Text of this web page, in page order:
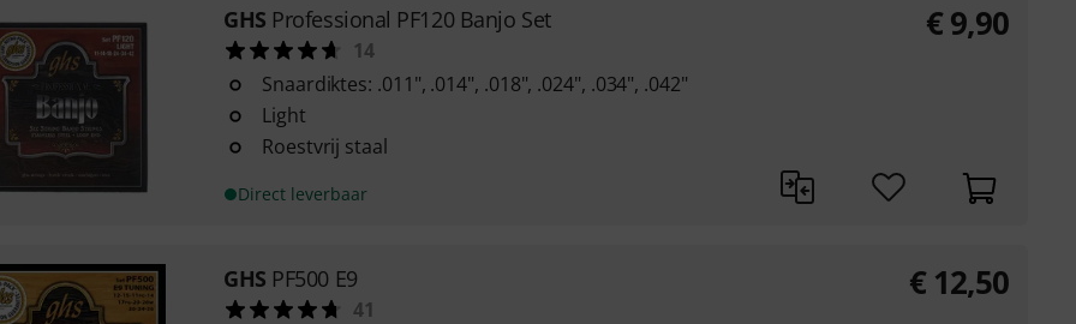
GHS Professional PF120 Banjo Set
14
Snaardiktes: .011", .014", .018", .024", .034", .042"
Light
Roestvrij staal
Direct leverbaar
€9,90
GHS PF500 E9
41
€ 12,50